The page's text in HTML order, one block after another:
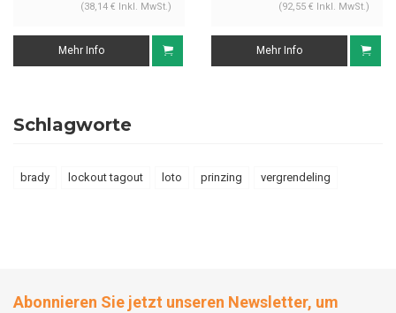
(38,14 € Inkl. MwSt.)
Mehr Info
(92,55 € Inkl. MwSt.)
Mehr Info
Schlagworte
brady lockout tagout loto prinzing vergrendeling
Abonnieren Sie jetzt unseren Newsletter, um